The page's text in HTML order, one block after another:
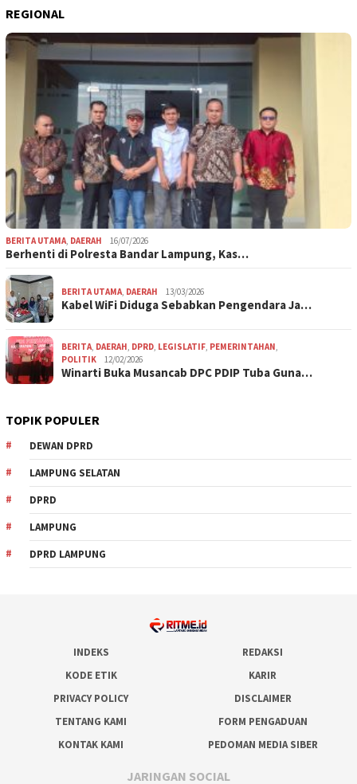
REGIONAL
BERITA UTAMA, DAERAH 16/07/2026
Berhenti di Polresta Bandar Lampung, Kas…
BERITA UTAMA, DAERAH 13/03/2026
Kabel WiFi Diduga Sebabkan Pengendara Ja…
BERITA, DAERAH, DPRD, LEGISLATIF, PEMERINTAHAN,
POLITIK
12/02/2026
Winarti Buka Musancab DPC PDIP Tuba Guna…
TOPIK POPULER
DEWAN DPRD
LAMPUNG SELATAN
DPRD
LAMPUNG
DPRD LAMPUNG
INDEKS
REDAKSI
KODE ETIK
KARIR
PRIVACY POLICY
DISCLAIMER
TENTANG KAMI
FORM PENGADUAN
KONTAK KAMI
PEDOMAN MEDIA SIBER
JARINGAN SOCIAL